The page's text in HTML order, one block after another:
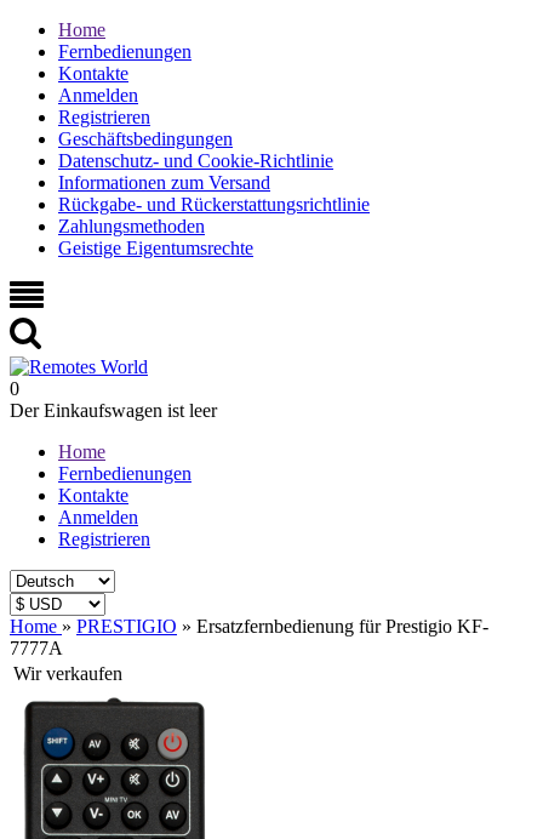
Home
Fernbedienungen
Kontakte
Anmelden
Registrieren
Geschäftsbedingungen
Datenschutz- und Cookie-Richtlinie
Informationen zum Versand
Rückgabe- und Rückerstattungsrichtlinie
Zahlungsmethoden
Geistige Eigentumsrechte
0
Der Einkaufswagen ist leer
Home
Fernbedienungen
Kontakte
Anmelden
Registrieren
Home » PRESTIGIO » Ersatzfernbedienung für Prestigio KF-
7777A
Wir verkaufen